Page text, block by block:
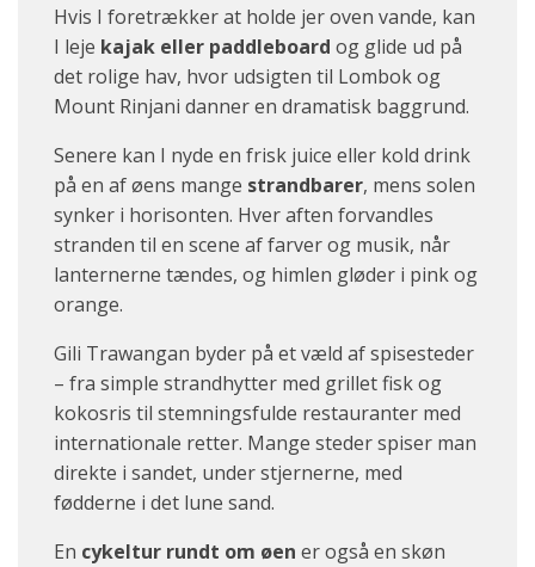
Hvis I foretrækker at holde jer oven vande, kan
I leje kajak eller paddleboard og glide ud på
det rolige hav, hvor udsigten til Lombok og
Mount Rinjani danner en dramatisk baggrund.
Senere kan I nyde en frisk juice eller kold drink
på en af øens mange strandbarer, mens solen
synker i horisonten. Hver aften forvandles
stranden til en scene af farver og musik, når
lanternerne tændes, og himlen gløder i pink og
orange.
Gili Trawangan byder på et væld af spisesteder
– fra simple strandhytter med grillet fisk og
kokosris til stemningsfulde restauranter med
internationale retter. Mange steder spiser man
direkte i sandet, under stjernerne, med
fødderne i det lune sand.
En cykeltur rundt om øen er også en skøn